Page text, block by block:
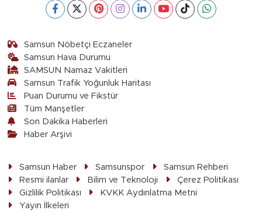
Samsun Nöbetçi Eczaneler
Samsun Hava Durumu
SAMSUN Namaz Vakitleri
Samsun Trafik Yoğunluk Haritası
Puan Durumu ve Fikstür
Tüm Manşetler
Son Dakika Haberleri
Haber Arşivi
Samsun Haber Samsunspor
Samsun Rehberi
Resmi ilanlar
Bilim ve Teknoloji
Çerez Politikası
Gizlilik Politikası
KVKK Aydınlatma Metni
Yayın İlkeleri